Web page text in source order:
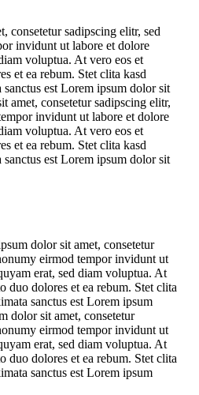
consetetur sadipscing elitr, sed
invidunt ut labore et dolore
voluptua. At vero eos et
et ea rebum. Stet clita kasd
sanctus est Lorem ipsum dolor sit
amet, consetetur sadipscing elitr,
invidunt ut labore et dolore
voluptua. At vero eos et
et ea rebum. Stet clita kasd
sanctus est Lorem ipsum dolor sit
dolor sit amet, consetetur
eirmod tempor invidunt ut
erat, sed diam voluptua. At
duo dolores et ea rebum. Stet clita
sanctus est Lorem ipsum
dolor sit amet, consetetur
eirmod tempor invidunt ut
erat, sed diam voluptua. At
duo dolores et ea rebum. Stet clita
sanctus est Lorem ipsum